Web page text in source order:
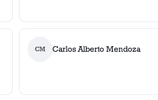
CM Carlos Alberto Mendoza